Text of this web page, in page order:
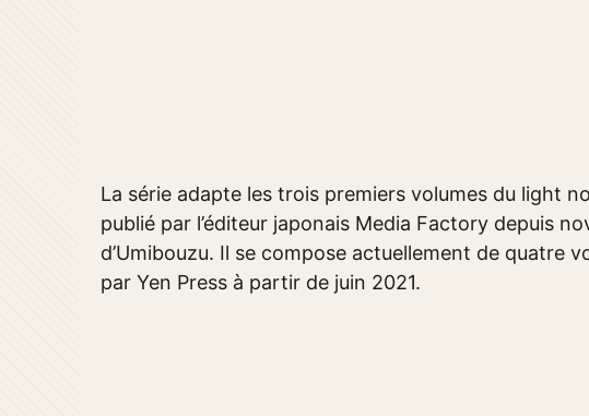
La série adapte les trois premiers volumes du light
publié par l’éditeur japonais Media Factory depuis
d’Umibouzu. Il se compose actuellement de quatre
par Yen Press à partir de juin 2021.